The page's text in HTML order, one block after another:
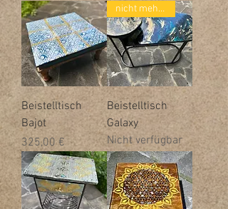
Beistelltisch
Bajot
Preis
325,00 €
nicht mehr verfügbar
Beistelltisch
Galaxy
Nicht verfügbar